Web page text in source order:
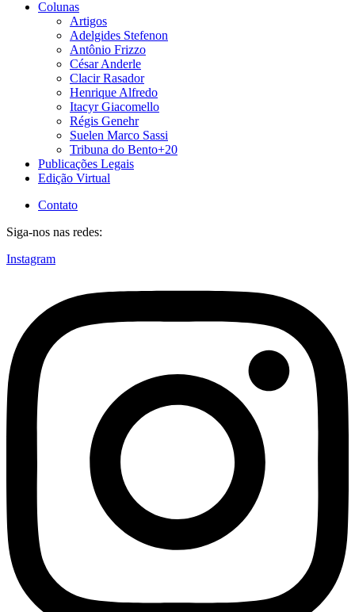
Colunas
Artigos
Adelgides Stefenon
Antônio Frizzo
César Anderle
Clacir Rasador
Henrique Alfredo
Itacyr Giacomello
Régis Genehr
Suelen Marco Sassi
Tribuna do Bento+20
Publicações Legais
Edição Virtual
Contato
Siga-nos nas redes:
Instagram